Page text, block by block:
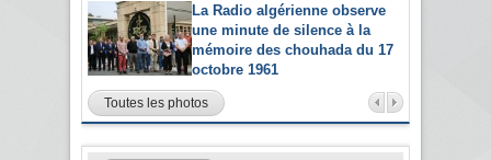
La Radio algérienne observe
une minute de silence à la
mémoire des chouhada du 17
octobre 1961
Toutes les photos